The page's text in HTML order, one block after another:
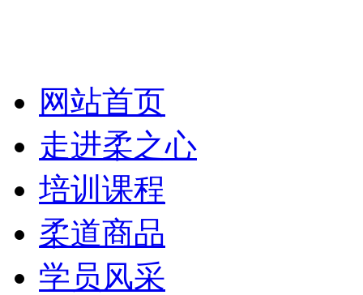
网站首页
走进柔之心
培训课程
柔道商品
学员风采